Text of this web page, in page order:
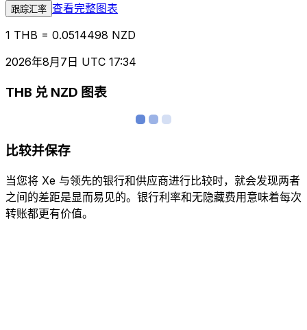
跟踪汇率 查看完整图表
1 THB = 0.0514498 NZD
2026年8月7日 UTC 17:34
THB 兑 NZD 图表
比较并保存
当您将 Xe 与领先的银行和供应商进行比较时，就会发现两者
之间的差距是显而易见的。银行利率和无隐藏费用意味着每次
转账都更有价值。